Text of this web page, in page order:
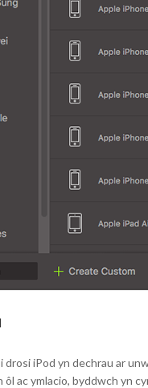
drosi iPod yn dechrau ar
ac ymlacio, byddwch yn